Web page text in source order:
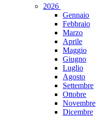
2026
Gennaio
Febbraio
Marzo
Aprile
Maggio
Giugno
Luglio
Agosto
Settembre
Ottobre
Novembre
Dicembre